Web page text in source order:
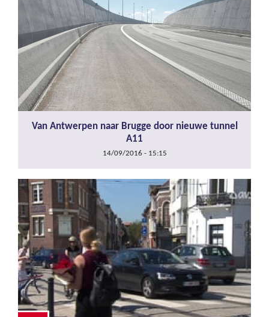
Van Antwerpen naar Brugge door nieuwe tunnel
A11
14/09/2016 - 15:15